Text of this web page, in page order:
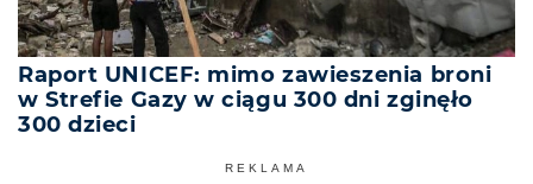
Raport UNICEF: mimo zawieszenia broni
w Strefie Gazy w ciągu 300 dni zginęło
300 dzieci
REKLAMA